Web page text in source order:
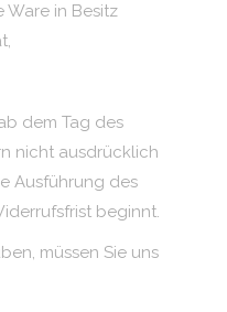
Ware in Besitz
dem Tag des
nicht ausdrücklich
Ausführung des
beginnt.
müssen Sie uns